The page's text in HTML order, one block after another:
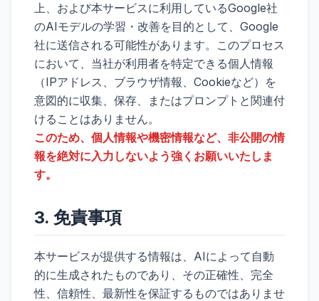
上、および本サービスに利用しているGoogle社
のAIモデルの学習・改善を目的として、Google
社に送信される可能性があります。このプロセス
において、当社が利用者を特定できる個人情報
（IPアドレス、ブラウザ情報、Cookieなど）を
意図的に収集、保存、またはプロンプトと関連付
けることはありません。
このため、個人情報や機密情報など、非公開の情
報を絶対に入力しないよう強くお願いいたしま
す。
3. 免責事項
本サービスが提供する情報は、AIによって自動
的に生成されたものであり、その正確性、完全
性、信頼性、最新性を保証するものではありませ